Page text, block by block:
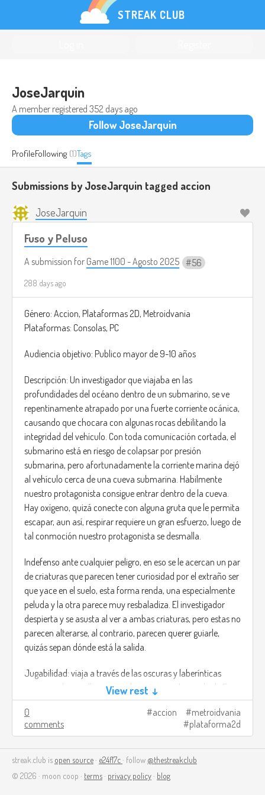
STREAK CLUB
JoseJarquin
A member registered 352 days ago
Follow JoseJarquin
ProfileFollowing (1)Tags
Submissions by JoseJarquin tagged accion
JoseJarquin
Fuso y Peluso
A submission for Game 1100 - Agosto 2025 56
288 days ago
Género: Accion, Plataformas 2D, Metroidvania
Plataformas: Consolas, PC
Audiencia objetivo: Publico mayor de 9-10 años
Descripción: Un investigador que viajaba en las
profundidades del océano dentro de un submarino, se ve
repentinamente atrapado por una fuerte corriente ocánica,
causando que chocara con algunas rocas debilitando la
integridad del vehículo. Con toda comunicación cortada, el
submarino está en riesgo de colapsar por presión
submarina, pero afortunadamente la corriente marina dejó
al vehículo cerca de una cueva submarina. Habilmente
nuestro protagonista consigue entrar dentro de la cueva.
Hay oxígeno, quizá conecte con alguna gruta que le permita
escapar, aun así, respirar requiere un gran esfuerzo, luego de
tal conmoción nuestro protagonista se desmalla.
Indefenso ante cualquier peligro, en eso se le acercan un par
de criaturas que parecen tener curiosidad por el extraño ser
que yace en el suelo, esta forma renda, una especialmente
peluda y la otra parece muy resbaladiza. El investigador
despierta y se asusta al ver a ambas criaturas, pero estas no
parecen alterarse, al contrario, parecen querer guiarle,
quizás sepan dónde está la salida.
Jugabilidad: viaja a través de las oscuras y laberínticas
cavernas de aquella cueva submarina con la ayuda de Fuso
y Peluso, estas redondas criaturas poseen abilidades
especiales que te serán de ayuda para poder avanzar.
resbaladiza. Tiene la capacidad de modificar su densidad
molecular, por lo que puede volverse muy pesado e incluso
sacar pinchos que sirven para atacar. También puede flotar
View rest ↓
0
comments
accion
metroidvania
plataforma2d
streak.club is open source · e24f17c · follow @thestreakclub
© 2026 · moon coop · terms · privacy policy · blog